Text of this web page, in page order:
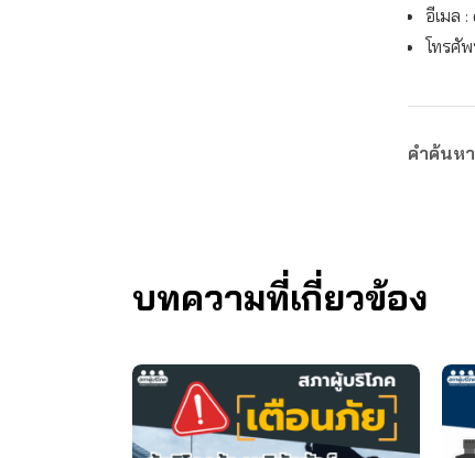
อีเมล :
โทรศั
คำค้นห
บทความที่เกี่ยวข้อง